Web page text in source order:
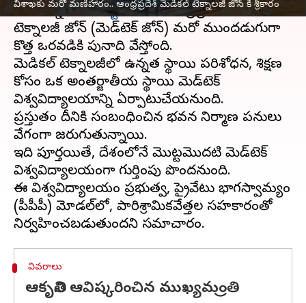
విశాఖకు మరో మణిహారం.. ఆంధ్రప్రదేశ్‌ మెడికల్‌ టెక్నాలజీ జోన్‌ కి శ్రీకారం
చేరుకున్నవిశాఖపట్టణంలోని ఆంధ్రప్రదేశ్‌ మెడికల్‌
టెక్నాలజీ జోన్‌ (మెడ్‌టెక్‌ జోన్‌) మరో ముందడుగుగా
కొత్త ఒరవడికి పునాది వేస్తోంది.
మెడికల్‌ టెక్నాలజీలో ఉన్నత స్థాయి పరిశోధన, శిక్షణ
కోసం ఒక అంతర్జాతీయ స్థాయి మెడ్‌టెక్‌
విశ్వవిద్యాలయాన్ని ఏర్పాటుచేయనుంది.
ప్రస్తుతం దీనికి సంబంధించిన భవన నిర్మాణ పనులు
వేగంగా జరుగుతున్నాయి.
ఇది పూర్తయితే, దేశంలోనే మొట్టమొదటి మెడ్‌టెక్‌
విశ్వవిద్యాలయంగా గుర్తింపు పొందనుంది.
ఈ విశ్వవిద్యాలయం ప్రభుత్వ, ప్రైవేటు భాగస్వామ్యం
(పీపీపీ) మోడల్‌లో, పారిశ్రామికవేత్తల సహకారంతో
వివరాలు
ఆకృతిని ఆవిష్కరించిన ముఖ్యమంత్రి